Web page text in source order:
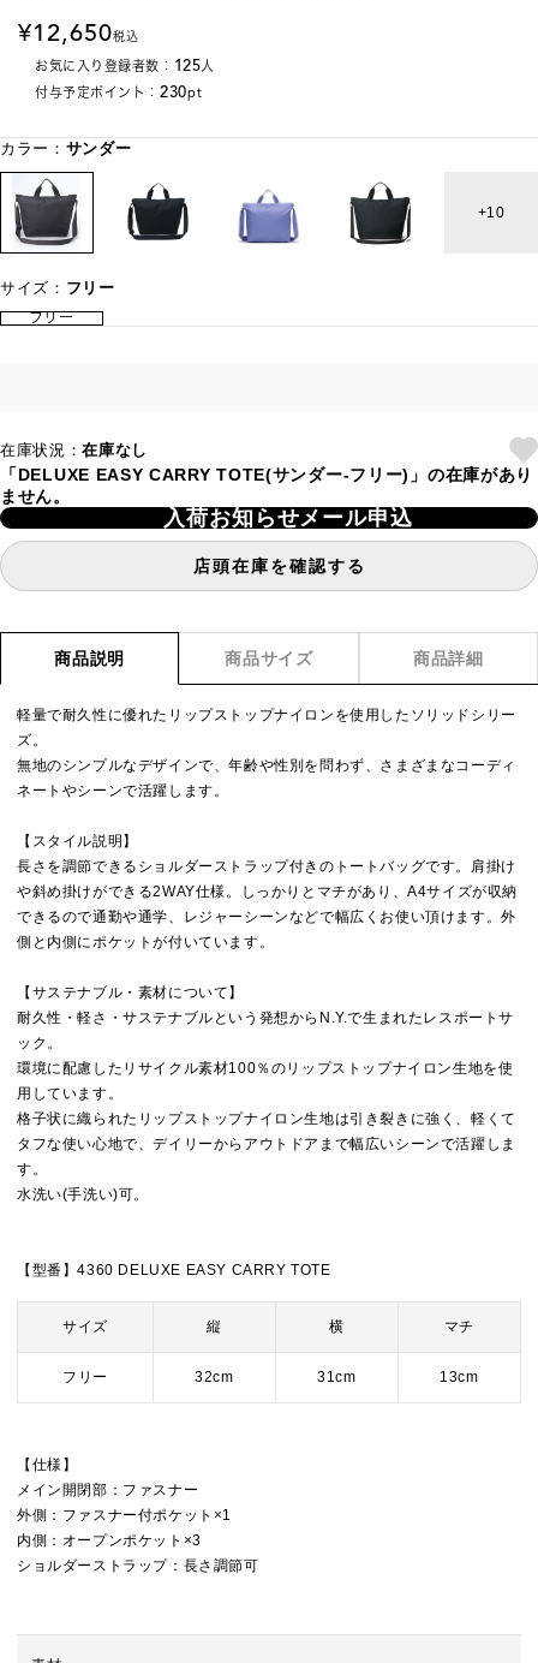
12,650税込
お気に入り登録者数： 125人
付与予定ポイント： 230pt
カラー： サンダー
10
サイズ： フリー
フリー
在庫状況：在庫なし
「DELUXE EASY CARRY TOTE(サンダー-フリー)」の在庫があり
ません。
入荷お知らせメール申込
店頭在庫を確認する
商品説明 商品サイズ 商品詳細
軽量で耐久性に優れたリップストップナイロンを使用したソリッドシリー
ズ。
無地のシンプルなデザインで、年齢や性別を問わず、さまざまなコーディ
ネートやシーンで活躍します。
【スタイル説明】
長さを調節できるショルダーストラップ付きのトートバッグです。肩掛け
や斜め掛けができる2WAY仕様。しっかりとマチがあり、A4サイズが収納
できるので通勤や通学、レジャーシーンなどで幅広くお使い頂けます。外
側と内側にポケットが付いています。
【サステナブル・素材について】
耐久性・軽さ・サステナブルという発想からN.Y.で生まれたレスポートサ
ック。
環境に配慮したリサイクル素材100％のリップストップナイロン生地を使
用しています。
格子状に織られたリップストップナイロン生地は引き裂きに強く、軽くて
タフな使い心地で、デイリーからアウトドアまで幅広いシーンで活躍しま
す。
水洗い(手洗い)可。
【型番】4360 DELUXE EASY CARRY TOTE
サイズ 縦 横 マチ
フリー 32cm 31cm 13cm
【仕様】
メイン開閉部：ファスナー
外側：ファスナー付ポケット×1
内側：オープンポケット×3
ショルダーストラップ：長さ調節可